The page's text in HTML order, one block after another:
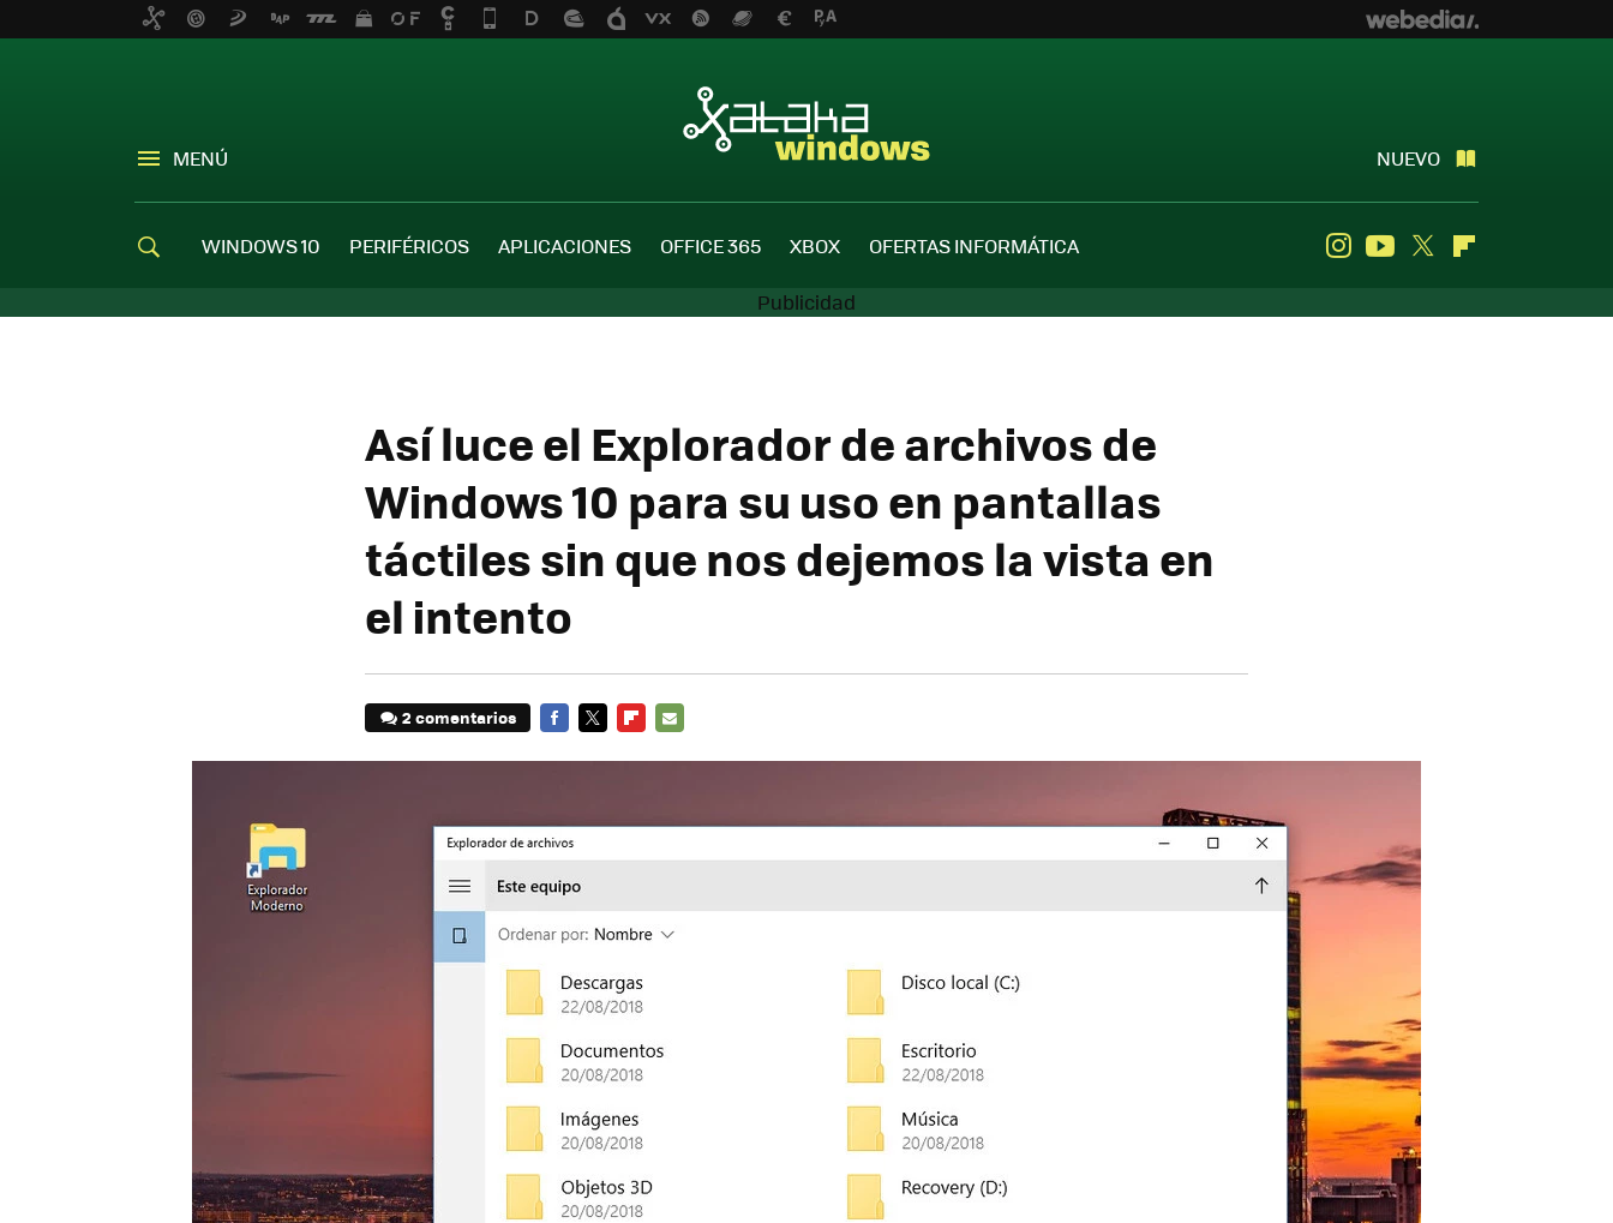
MENÚ NUEVO
WINDOWS 10 PERIFÉRICOS APLICACIONES OFFICE 365 XBOX OFERTAS INFORMÁTICA InstagramYoutube
Twitter
Así luce el Explorador de archivos de
Windows 10 para su uso en pantallas
táctiles sin que nos dejemos la vista en
el intento
2 comentarios